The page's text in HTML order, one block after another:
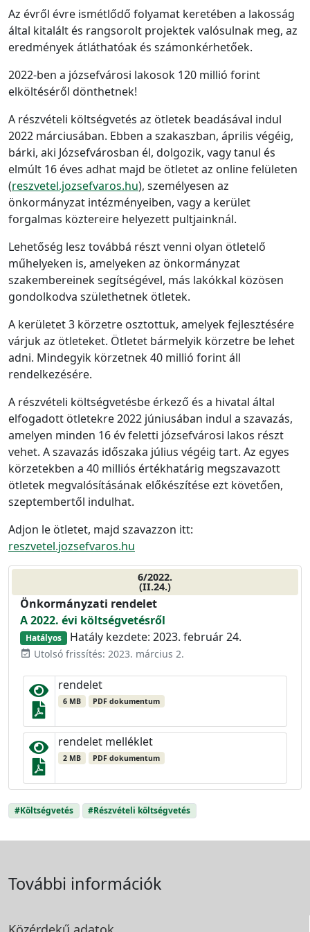
Az évről évre ismétlődő folyamat keretében a lakosság
által kitalált és rangsorolt projektek valósulnak meg, az
eredmények átláthatóak és számonkérhetőek.
2022-ben a józsefvárosi lakosok 120 millió forint
elköltéséről dönthetnek!
A részvételi költségvetés az ötletek beadásával indul
2022 márciusában. Ebben a szakaszban, április végéig,
bárki, aki Józsefvárosban él, dolgozik, vagy tanul és
elmúlt 16 éves adhat majd be ötletet az online felületen
(reszvetel.jozsefvaros.hu), személyesen az
önkormányzat intézményeiben, vagy a kerület
forgalmas köztereire helyezett pultjainknál.
Lehetőség lesz továbbá részt venni olyan ötletelő
műhelyeken is, amelyeken az önkormányzat
szakembereinek segítségével, más lakókkal közösen
gondolkodva születhetnek ötletek.
A kerületet 3 körzetre osztottuk, amelyek fejlesztésére
várjuk az ötleteket. Ötletet bármelyik körzetre be lehet
adni. Mindegyik körzetnek 40 millió forint áll
rendelkezésére.
A részvételi költségvetésbe érkező és a hivatal által
elfogadott ötletekre 2022 júniusában indul a szavazás,
amelyen minden 16 év feletti józsefvárosi lakos részt
vehet. A szavazás időszaka július végéig tart. Az egyes
körzetekben a 40 milliós értékhatárig megszavazott
ötletek megvalósításának előkészítése ezt követően,
szeptembertől indulhat.
Adjon le ötletet, majd szavazzon itt:
reszvetel.jozsefvaros.hu
6/2022.
(II.24.)
Önkormányzati rendelet
A 2022. évi költségvetésről
Hatályos Hatály kezdete: 2023. február 24.
event_available Utolsó frissítés: 2023. március 2.
rendelet
6 MB PDF dokumentum
rendelet melléklet
2 MB PDF dokumentum
#Költségvetés #Részvételi költségvetés
További információk